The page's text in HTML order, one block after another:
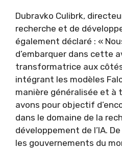
Dubravko Culibrk,
recherche et de
également déclaré : «
d’embarquer dans cette
transformatrice aux côtés
intégrant les modèles
manière généralisée et à
avons pour objectif
dans le domaine de la
développement de l’IA.
les gouvernements du